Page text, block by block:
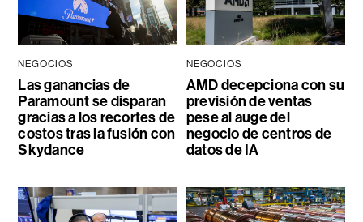
NEGOCIOS
Las ganancias de
Paramount se disparan
gracias a los recortes de
costos tras la fusión con
Skydance
NEGOCIOS
AMD decepciona con su
previsión de ventas
pese al auge del
negocio de centros de
datos de IA